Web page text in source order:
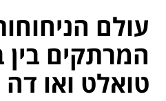
עולם
המרתקים
טואלט ואו דה